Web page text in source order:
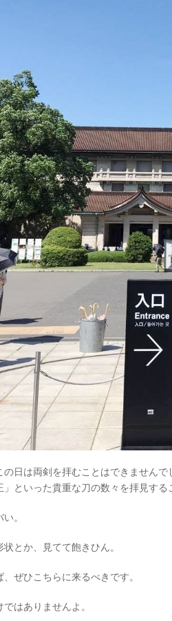
の日は両剣を拝むことはできません
」といった貴重な刀の数々を拝見する
。
とか、見てて飽きひん。
ぜひこちらに来るべきです。
はありませんよ。